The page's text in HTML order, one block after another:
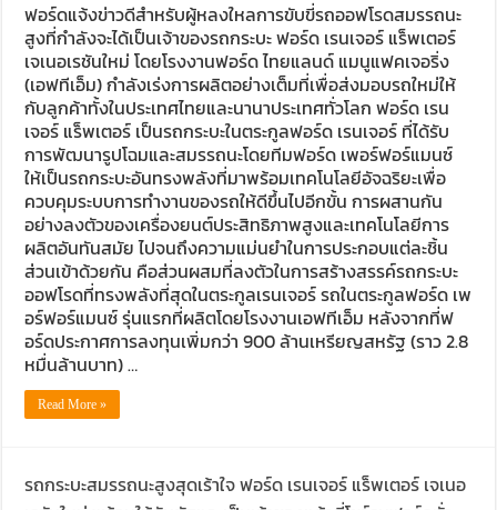
ฟอร์ดแจ้งข่าวดีสำหรับผู้หลงใหลการขับขี่รถออฟโรดสมรรถนะ
สูงที่กำลังจะได้เป็นเจ้าของรถกระบะ ฟอร์ด เรนเจอร์ แร็พเตอร์
เจเนอเรชันใหม่ โดยโรงงานฟอร์ด ไทยแลนด์ แมนูแฟคเจอริ่ง
(เอฟทีเอ็ม) กำลังเร่งการผลิตอย่างเต็มที่เพื่อส่งมอบรถใหม่ให้
กับลูกค้าทั้งในประเทศไทยและนานาประเทศทั่วโลก ฟอร์ด เรน
เจอร์ แร็พเตอร์ เป็นรถกระบะในตระกูลฟอร์ด เรนเจอร์ ที่ได้รับ
การพัฒนารูปโฉมและสมรรถนะโดยทีมฟอร์ด เพอร์ฟอร์แมนซ์
ให้เป็นรถกระบะอันทรงพลังที่มาพร้อมเทคโนโลยีอัจฉริยะเพื่อ
ควบคุมระบบการทำงานของรถให้ดีขึ้นไปอีกขั้น การผสานกัน
อย่างลงตัวของเครื่องยนต์ประสิทธิภาพสูงและเทคโนโลยีการ
ผลิตอันทันสมัย ไปจนถึงความแม่นยำในการประกอบแต่ละชิ้น
ส่วนเข้าด้วยกัน คือส่วนผสมที่ลงตัวในการสร้างสรรค์รถกระบะ
ออฟโรดที่ทรงพลังที่สุดในตระกูลเรนเจอร์ รถในตระกูลฟอร์ด เพ
อร์ฟอร์แมนซ์ รุ่นแรกที่ผลิตโดยโรงงานเอฟทีเอ็ม หลังจากที่ฟ
อร์ดประกาศการลงทุนเพิ่มกว่า 900 ล้านเหรียญสหรัฐ (ราว 2.8
หมื่นล้านบาท) …
Read More »
รถกระบะสมรรถนะสูงสุดเร้าใจ ฟอร์ด เรนเจอร์ แร็พเตอร์ เจเนอ